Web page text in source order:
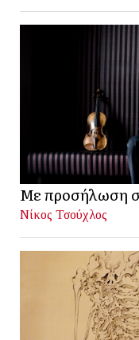
Με προσήλωση
Νίκος Τσούχλος